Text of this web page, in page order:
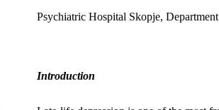
Psychiatric Hospital Skopje,
Introduction